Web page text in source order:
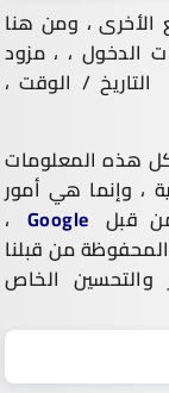
، ومن هنا
الدخول ، ، مزود
/ الوقت ،
هذه المعلومات
، وإنما هي أمور
قبل Google ،
من قبلنا
الخاص